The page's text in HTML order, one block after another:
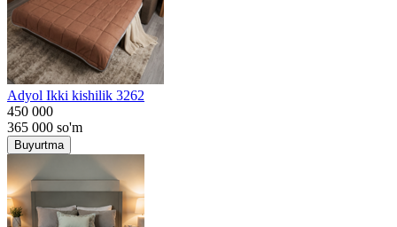
Adyol Ikki kishilik 3262
450 000
365 000 so'm
Buyurtma